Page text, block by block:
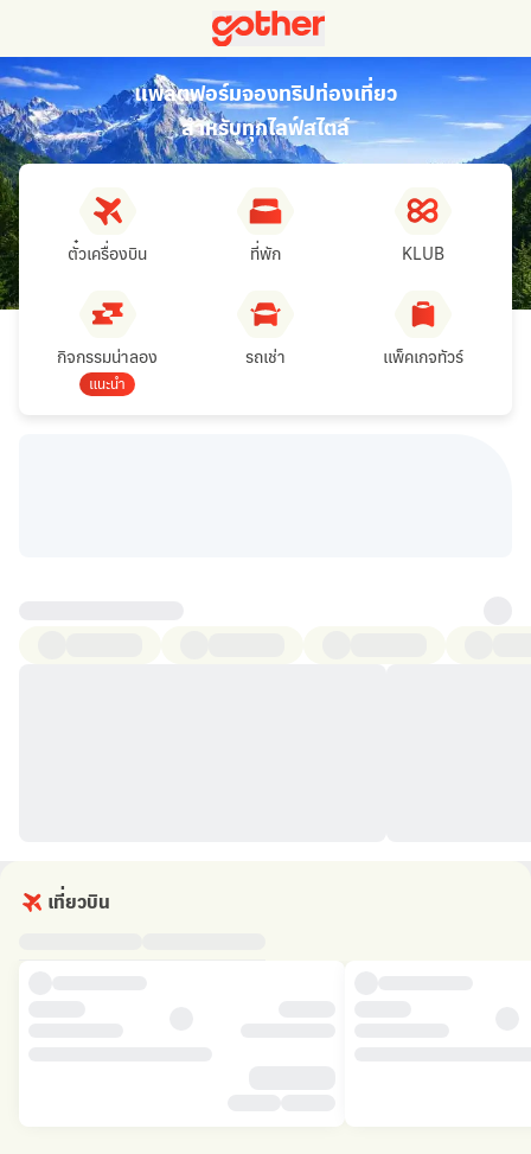
แพลตฟอร์มจองทริปท่องเที่ยว
สำหรับทุกไลฟ์สไตล์
ตั๋วเครื่องบิน ที่พัก KLUB
กิจกรรมน่าลอง
แนะนำ
รถเช่า แพ็คเกจทัวร์
เที่ยวบิน